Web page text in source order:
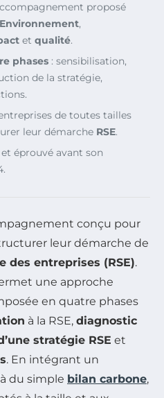
proposé
Environnement,
et qualité.
phases : sensibilisation,
de la stratégie,
de toutes tailles
leur démarche RSE.
éprouvé avant son
conçu pour
leur démarche de
des entreprises (RSE).
une approche
en quatre phases
à la RSE, diagnostic
stratégie RSE et
. En intégrant un
du simple bilan carbone,